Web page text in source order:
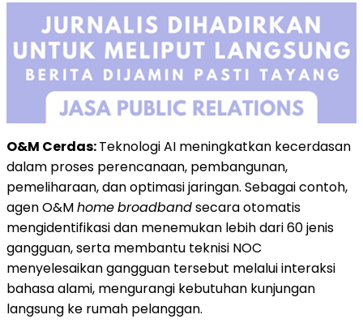
O&M Cerdas:Teknologi AI meningkatkan kecerdasan
dalam proses perencanaan, pembangunan,
pemeliharaan, dan optimasi jaringan. Sebagai contoh,
agen O&Mhomebroadbandsecara otomatis
mengidentifikasi dan menemukan lebih dari 60 jenis
gangguan, serta membantu teknisi NOC
menyelesaikan gangguan tersebut melalui interaksi
bahasa alami, mengurangi kebutuhan kunjungan
langsung ke rumah pelanggan.